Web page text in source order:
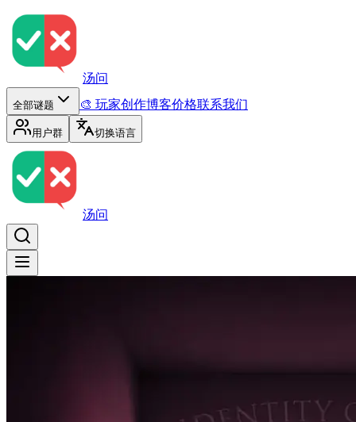
汤问
全部谜题 🎨 玩家创作博客价格联系我们
用户群 切换语言
汤问